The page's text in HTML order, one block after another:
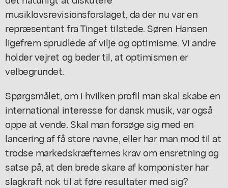
musiklovsrevisionsforslaget, da der nu var en
repræsentant fra Tinget tilstede. Søren Hansen
ligefrem sprudlede af vilje og optimisme. Vi andre
holder vejret og beder til, at optimismen er
velbegrundet.
Spørgsmålet, om i hvilken profil man skal skabe en
international interesse for dansk musik, var også
oppe at vende. Skal man forsøge sig med en
lancering af få store navne, eller har man mod til at
trodse markedskræfternes krav om ensretning og
satse på, at den brede skare af komponister har
slagkraft nok til at føre resultater med sig?